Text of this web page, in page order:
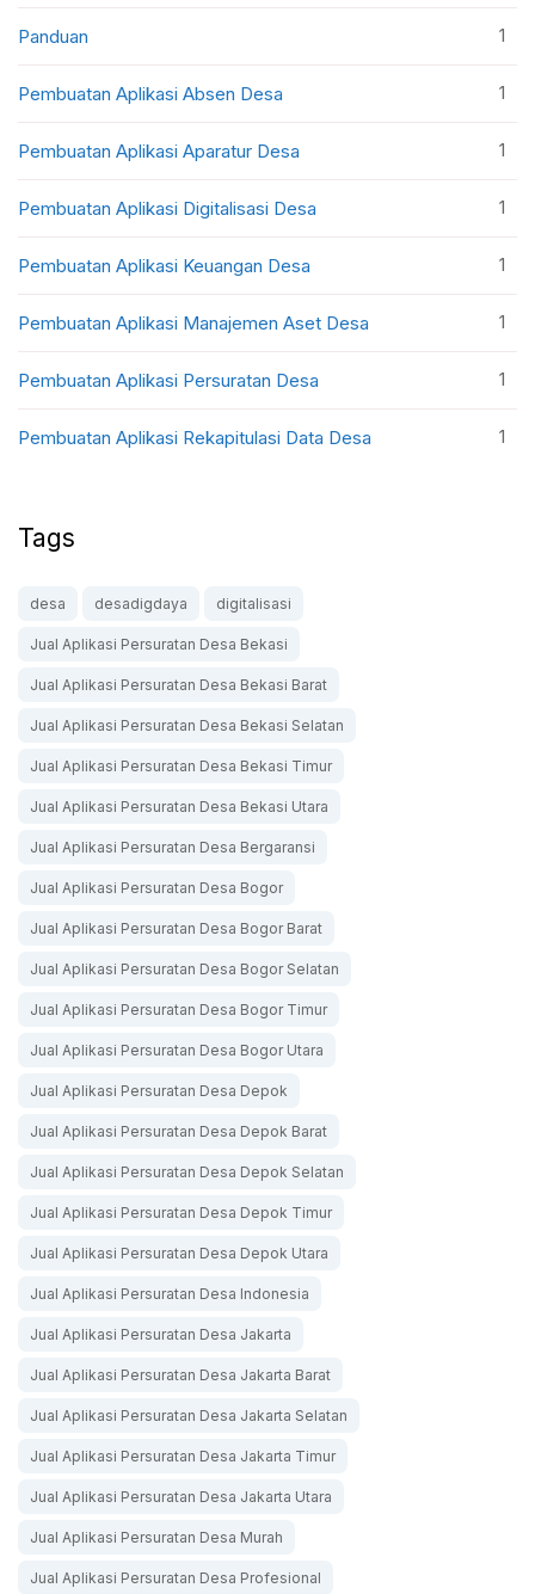
Panduan 1
Pembuatan Aplikasi Absen Desa 1
Pembuatan Aplikasi Aparatur Desa 1
Pembuatan Aplikasi Digitalisasi Desa 1
Pembuatan Aplikasi Keuangan Desa 1
Pembuatan Aplikasi Manajemen Aset Desa 1
Pembuatan Aplikasi Persuratan Desa 1
Pembuatan Aplikasi Rekapitulasi Data Desa 1
Tags
desa desadigdaya digitalisasi
Jual Aplikasi Persuratan Desa Bekasi
Jual Aplikasi Persuratan Desa Bekasi Barat
Jual Aplikasi Persuratan Desa Bekasi Selatan
Jual Aplikasi Persuratan Desa Bekasi Timur
Jual Aplikasi Persuratan Desa Bekasi Utara
Jual Aplikasi Persuratan Desa Bergaransi
Jual Aplikasi Persuratan Desa Bogor
Jual Aplikasi Persuratan Desa Bogor Barat
Jual Aplikasi Persuratan Desa Bogor Selatan
Jual Aplikasi Persuratan Desa Bogor Timur
Jual Aplikasi Persuratan Desa Bogor Utara
Jual Aplikasi Persuratan Desa Depok
Jual Aplikasi Persuratan Desa Depok Barat
Jual Aplikasi Persuratan Desa Depok Selatan
Jual Aplikasi Persuratan Desa Depok Timur
Jual Aplikasi Persuratan Desa Depok Utara
Jual Aplikasi Persuratan Desa Indonesia
Jual Aplikasi Persuratan Desa Jakarta
Jual Aplikasi Persuratan Desa Jakarta Barat
Jual Aplikasi Persuratan Desa Jakarta Selatan
Jual Aplikasi Persuratan Desa Jakarta Timur
Jual Aplikasi Persuratan Desa Jakarta Utara
Jual Aplikasi Persuratan Desa Murah
Jual Aplikasi Persuratan Desa Profesional